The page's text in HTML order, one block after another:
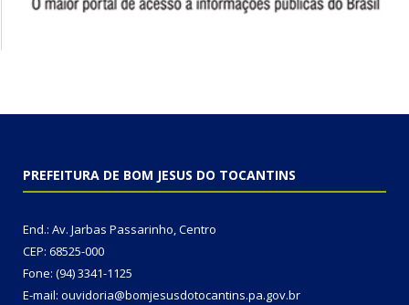
PREFEITURA DE BOM JESUS DO TOCANTINS
End.: Av. Jarbas Passarinho, Centro
CEP: 68525-000
Fone: (94) 3341-1125
E-mail: ouvidoria@bomjesusdotocantins.pa.gov.br